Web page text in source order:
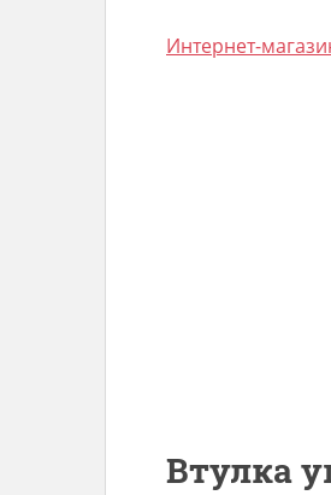
Интернет-
Втулка